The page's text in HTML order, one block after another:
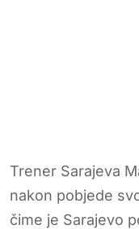
Trener Sarajeva
nakon pobjede
čime je Sarajevo